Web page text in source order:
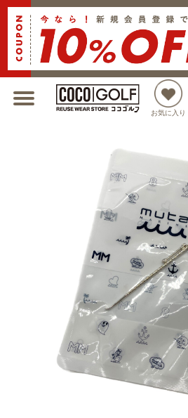
お気に入り
新規会員登録でクーポンプレゼント